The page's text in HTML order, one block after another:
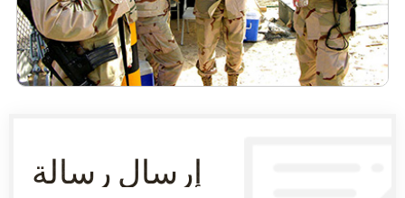
إرسال رسالة